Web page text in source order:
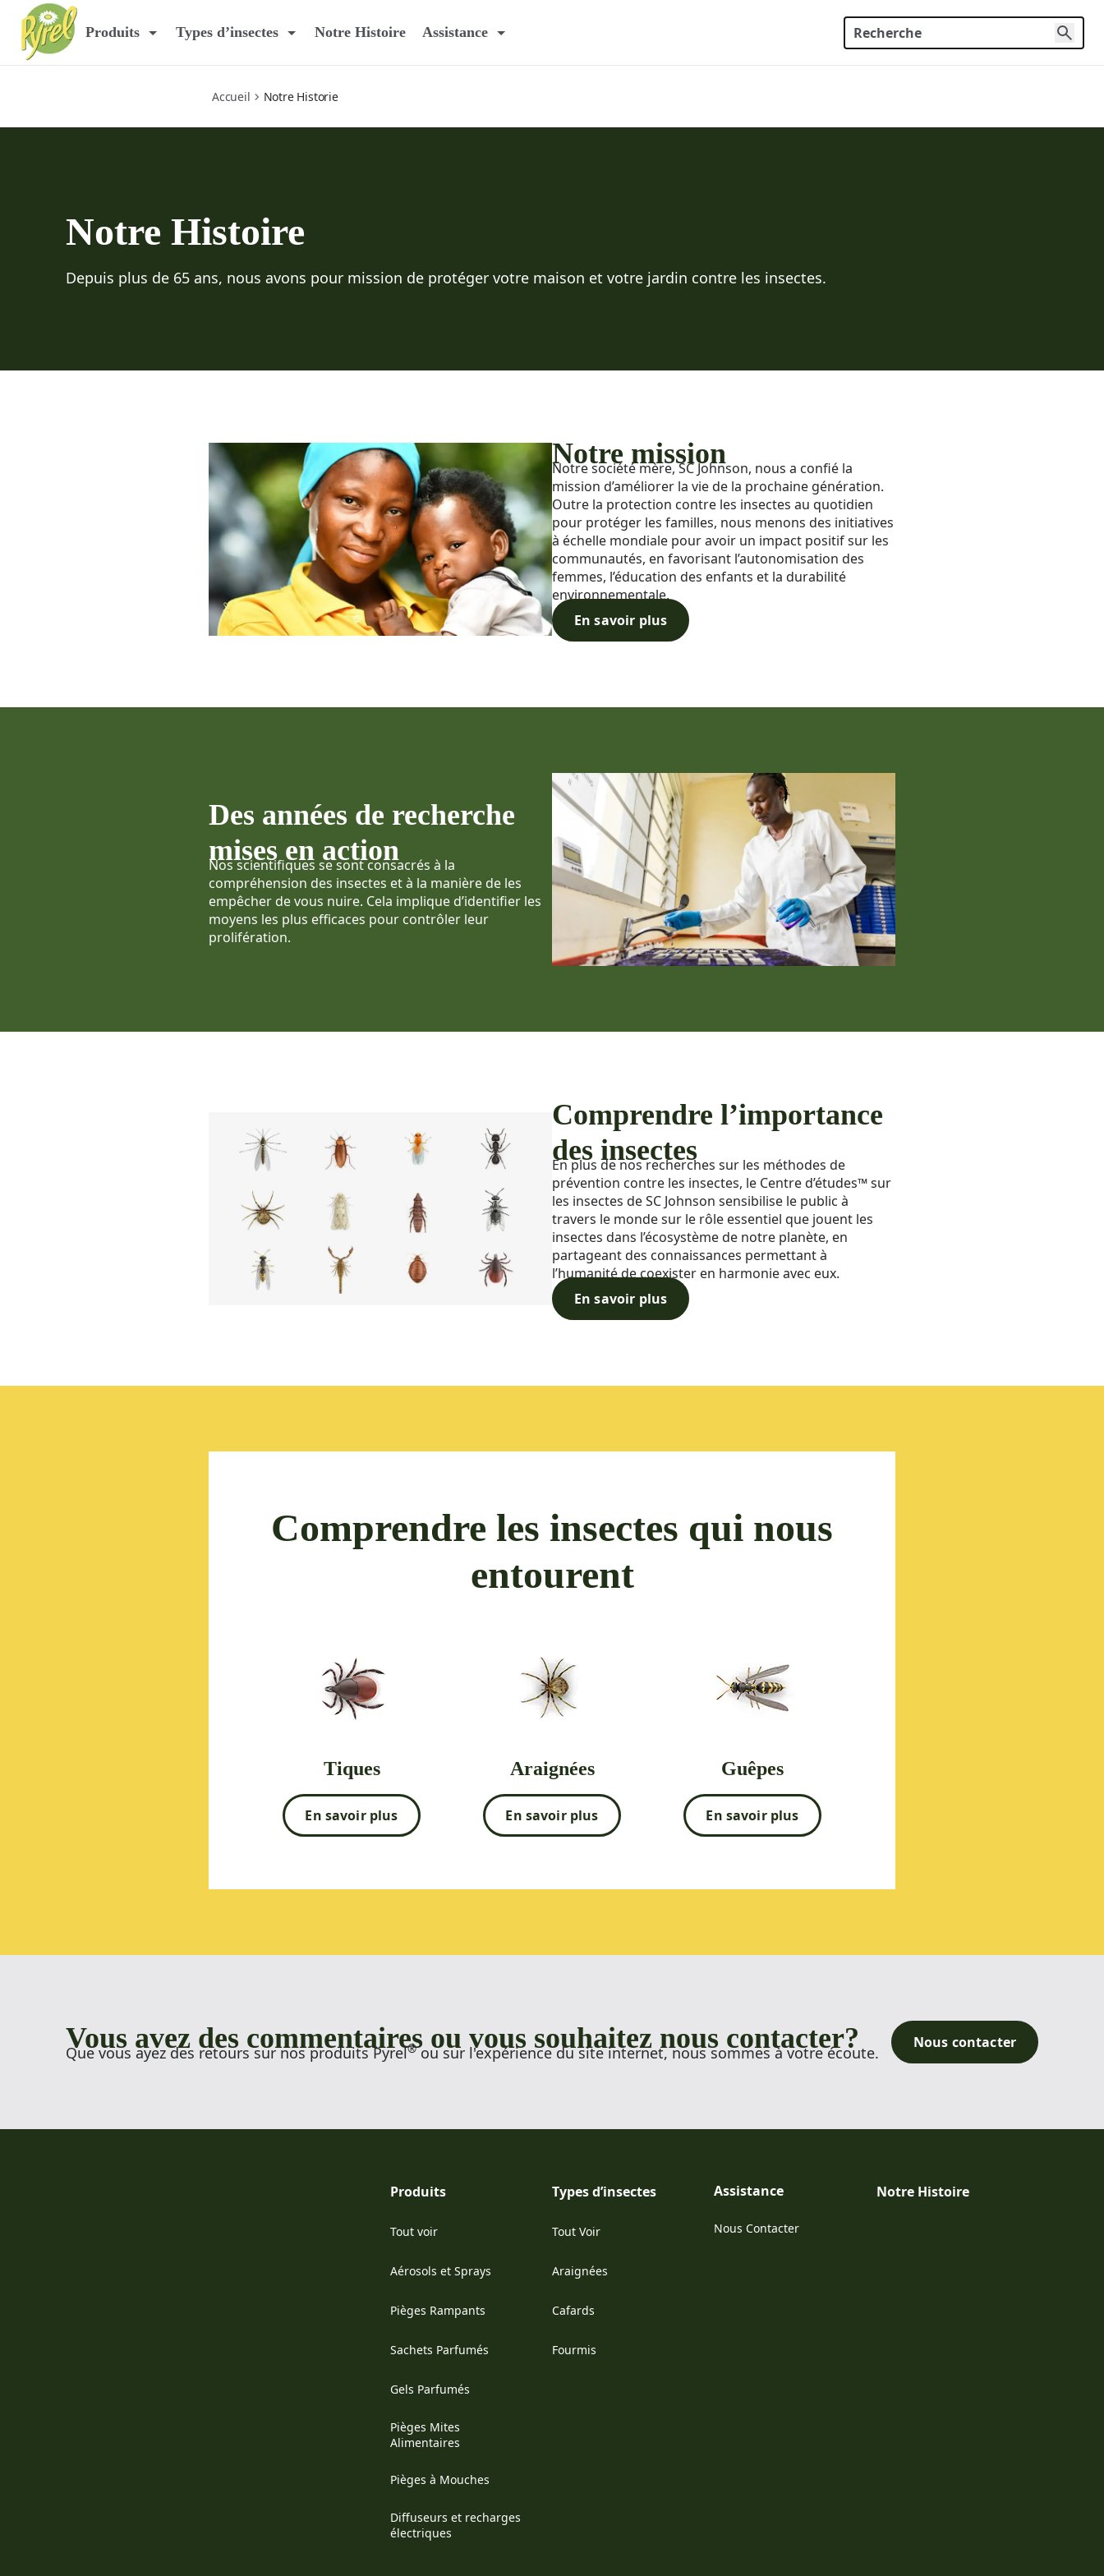
notre-histoire
Produits Types d’insectes Notre Histoire Assistance
Accueil Notre Historie
Notre Histoire
Depuis plus de 65 ans, nous avons pour mission de protéger votre maison et votre jardin contre les insectes.
Notre mission
Notre société mère, SC Johnson, nous a confié la
mission d’améliorer la vie de la prochaine génération.
Outre la protection contre les insectes au quotidien
pour protéger les familles, nous menons des initiatives
à échelle mondiale pour avoir un impact positif sur les
communautés, en favorisant l’autonomisation des
femmes, l’éducation des enfants et la durabilité
environnementale.​
En savoir plus
Des années de recherche
mises en action
Nos scientifiques se sont consacrés à la
compréhension des insectes et à la manière de les
empêcher de vous nuire. Cela implique d’identifier les
moyens les plus efficaces pour contrôler leur
prolifération.
Comprendre l’importance
des insectes
En plus de nos recherches sur les méthodes de
prévention contre les insectes, le Centre d’études™ sur
les insectes de SC Johnson sensibilise le public à
travers le monde sur le rôle essentiel que jouent les
insectes dans l’écosystème de notre planète, en
partageant des connaissances permettant à
l’humanité de coexister en harmonie avec eux.
En savoir plus
Comprendre les insectes qui nous
entourent
Tiques
En savoir plus
Araignées
En savoir plus
Guêpes
En savoir plus
Vous avez des commentaires ou vous souhaitez nous contacter?
Que vous ayez des retours sur nos produits Pyrel®ou sur l'expérience du site internet, nous sommes à votre écoute.​
Nous contacter
Produits
Tout voir
Aérosols et Sprays
Pièges Rampants
Sachets Parfumés
Gels Parfumés
Pièges Mites
Alimentaires
Pièges à Mouches
Diffuseurs et recharges
électriques
Types d’insectes
Tout Voir
Araignées
Cafards
Fourmis
Assistance
Nous Contacter
(Opens in a new tab)
Notre Histoire